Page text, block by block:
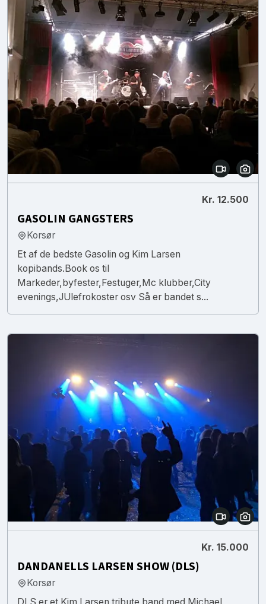
Kr. 12.500
GASOLIN GANGSTERS
Korsør
Et af de bedste Gasolin og Kim Larsen
kopibands.Book os til
Markeder,byfester,Festuger,Mc klubber,City
evenings,JUlefrokoster osv Så er bandet s...
Kr. 15.000
DANDANELLS LARSEN SHOW (DLS)
Korsør